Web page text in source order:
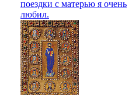
поездки с матерью я очень
любил.